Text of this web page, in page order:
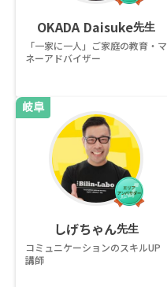
OKADA Daisuke先生
「一家に一人」ご家庭の教育・マ
ネーアドバイザー
岐阜
しげちゃん先生
コミュニケーションのスキルUP
講師